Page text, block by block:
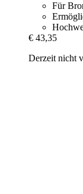
Für
€ 43,35
Derzeit nicht